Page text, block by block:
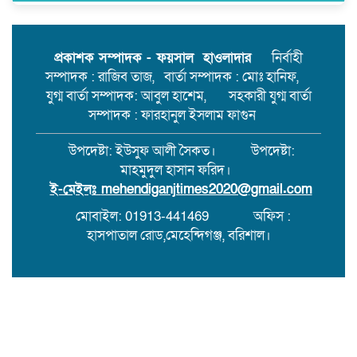
সংঘর্ষ।
খেলাকে কেন্দ্র করে হাতুড়ি পেটায়
একজন নিহত,ঘাতক আটক
প্রকাশক সম্পাদক - ফয়সাল হাওলাদার
নির্বাহী
সম্পাদক : রাজিব তাজ, বার্তা সম্পাদক : মোঃ হানিফ,
যুগ্ম বার্তা সম্পাদক: আবুল হাশেম, সহকারী যুগ্ম বার্তা
সম্পাদক : ফারহানুল ইসলাম ফাগুন
উপদেষ্টা: ইউসুফ আলী সৈকত। উপদেষ্টা:
মাহমুদুল হাসান ফরিদ।
ই-মেইলঃ mehendiganjtimes2020@gmail.com
মোবাইল: 01913-441469
অফিস :
হাসপাতাল রোড,মেহেন্দিগঞ্জ, বরিশাল।